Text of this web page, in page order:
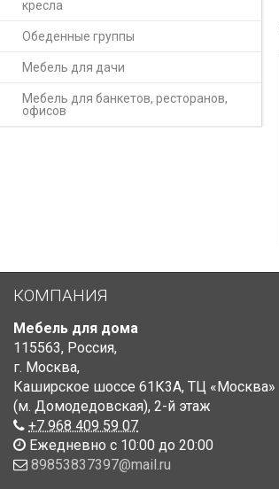
кресла
Обеденные группы
Мебель для дачи
Мебель для банкетов, ресторанов,
офисов
КОМПАНИЯ
Мебель для дома
115563, Россия,
г. Москва,
Каширское шоссе 61К3А, ТЦ «Москва»
(м. Домодедовская), 2-й этаж
+7 968 409 59 07
Ежедневно с 10:00 до 20:00
89853837397@mail.ru